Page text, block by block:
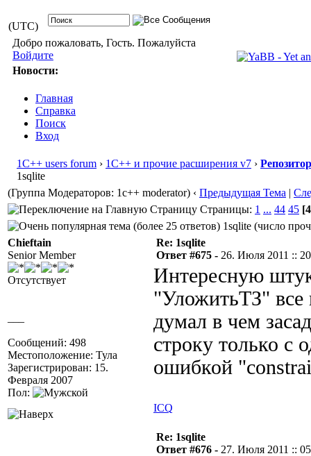
(UTC)
Добро пожаловать, Гость. Пожалуйста
Войдите
Новости:
Главная
Справка
Поиск
Вход
1С++ users forum › 1С++ и прочие расширения v7 ›
1sqlite
(Группа Модераторов: 1c++ moderator) ‹ Предыдущая Тема |
Страницы: 1 ... 44 45
1sqlite (число
Chieftain
Senior Member
Отсутствует
Сообщений: 498
Местоположение: Тула
Зарегистрирован: 15.
Февраля 2007
Пол:
Re: 1sqlite
Ответ #675 - 26. Июля 2011 ::
Интересную
"УложитьТЗ" все
думал в чем
строку только с
ошибкой
ICQ
Re: 1sqlite
Ответ #676 - 27. Июля 2011 ::